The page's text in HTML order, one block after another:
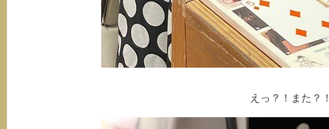
えっ？！また？！